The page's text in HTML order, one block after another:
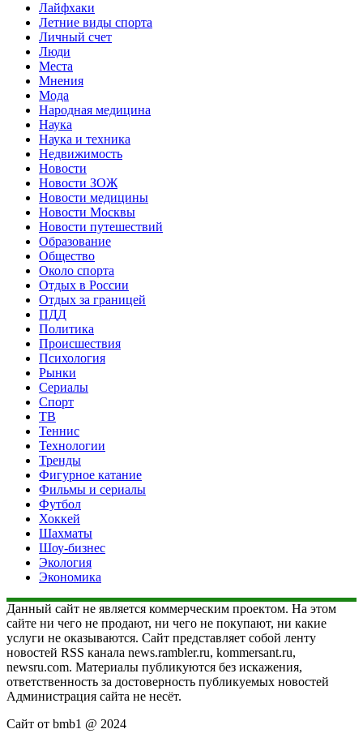
Лайфхаки
Летние виды спорта
Личный счет
Люди
Места
Мнения
Мода
Народная медицина
Наука
Наука и техника
Недвижимость
Новости
Новости ЗОЖ
Новости медицины
Новости Москвы
Новости путешествий
Образование
Общество
Около спорта
Отдых в России
Отдых за границей
ПДД
Политика
Происшествия
Психология
Рынки
Сериалы
Спорт
ТВ
Теннис
Технологии
Тренды
Фигурное катание
Фильмы и сериалы
Футбол
Хоккей
Шахматы
Шоу-бизнес
Экология
Экономика
Данный сайт не является коммерческим проектом. На этом
сайте ни чего не продают, ни чего не покупают, ни какие
услуги не оказываются. Сайт представляет собой ленту
новостей RSS канала news.rambler.ru, kommersant.ru,
newsru.com. Материалы публикуются без искажения,
ответственность за достоверность публикуемых новостей
Администрация сайта не несёт.
Сайт от bmb1 @ 2024